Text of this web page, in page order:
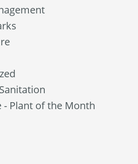
- Plant of the Month